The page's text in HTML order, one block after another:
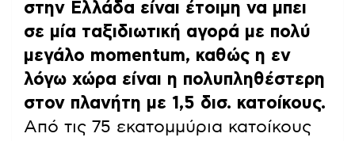
στην Ελλάδα είναι έτοιμη να μπει
σε μία ταξιδιωτική αγορά με πολύ
μεγάλο momentum, καθώς η εν
λόγω χώρα είναι η πολυπληθέστερη
στον πλανήτη με 1,5 δισ. κατοίκους.
Από τις 75 εκατομμύρια κατοίκους